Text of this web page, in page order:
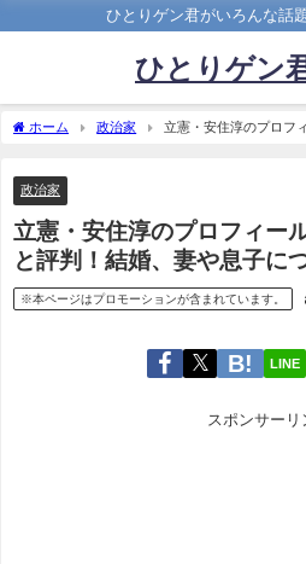
ひとりゲン君がいろんな話
ひとりゲン
ホーム 政治家
立憲・安住淳のプロフ
政治家
立憲・安住淳のプロフィー
と評判！結婚、妻や息子に
※本ページはプロモーションが含まれています。
LINE
スポンサーリ